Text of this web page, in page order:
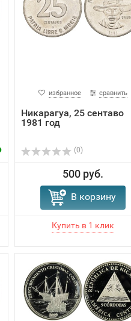
избранное сравнить
Никарагуа, 25 сентаво
1981 год
(0)
500 руб.
В корзину